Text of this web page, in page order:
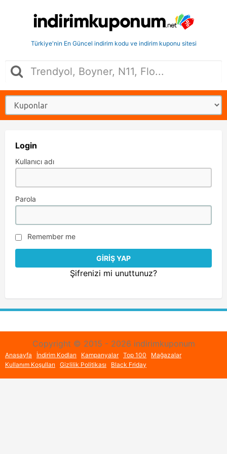
Türkiye'nin En Güncel indirim kodu ve indirim kuponu sitesi
Login
Kullanıcı adı
Parola
Remember me
Şifrenizi mi unuttunuz?
Copyright © 2015 - 2026 indirimkuponum
Anasayfa İndirim Kodları Kampanyalar Top 100
Mağazalar
Kullanım Koşulları
Gizlilik Politikası Black Friday